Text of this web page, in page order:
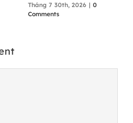
Tháng 7 30th, 2026 | 0
Comments